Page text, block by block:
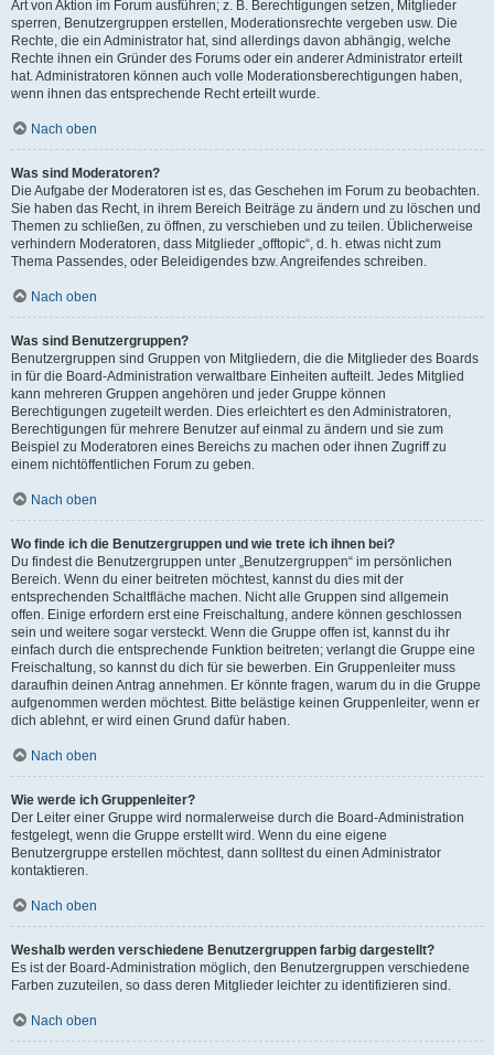
Art von Aktion im Forum ausführen; z. B. Berechtigungen setzen, Mitglieder
sperren, Benutzergruppen erstellen, Moderationsrechte vergeben usw. Die
Rechte, die ein Administrator hat, sind allerdings davon abhängig, welche
Rechte ihnen ein Gründer des Forums oder ein anderer Administrator erteilt
hat. Administratoren können auch volle Moderationsberechtigungen haben,
wenn ihnen das entsprechende Recht erteilt wurde.
Nach oben
Was sind Moderatoren?
Die Aufgabe der Moderatoren ist es, das Geschehen im Forum zu beobachten.
Sie haben das Recht, in ihrem Bereich Beiträge zu ändern und zu löschen und
Themen zu schließen, zu öffnen, zu verschieben und zu teilen. Üblicherweise
verhindern Moderatoren, dass Mitglieder „offtopic“, d. h. etwas nicht zum
Thema Passendes, oder Beleidigendes bzw. Angreifendes schreiben.
Nach oben
Was sind Benutzergruppen?
Benutzergruppen sind Gruppen von Mitgliedern, die die Mitglieder des Boards
in für die Board-Administration verwaltbare Einheiten aufteilt. Jedes Mitglied
kann mehreren Gruppen angehören und jeder Gruppe können
Berechtigungen zugeteilt werden. Dies erleichtert es den Administratoren,
Berechtigungen für mehrere Benutzer auf einmal zu ändern und sie zum
Beispiel zu Moderatoren eines Bereichs zu machen oder ihnen Zugriff zu
einem nichtöffentlichen Forum zu geben.
Nach oben
Wo finde ich die Benutzergruppen und wie trete ich ihnen bei?
Du findest die Benutzergruppen unter „Benutzergruppen“ im persönlichen
Bereich. Wenn du einer beitreten möchtest, kannst du dies mit der
entsprechenden Schaltfläche machen. Nicht alle Gruppen sind allgemein
offen. Einige erfordern erst eine Freischaltung, andere können geschlossen
sein und weitere sogar versteckt. Wenn die Gruppe offen ist, kannst du ihr
einfach durch die entsprechende Funktion beitreten; verlangt die Gruppe eine
Freischaltung, so kannst du dich für sie bewerben. Ein Gruppenleiter muss
daraufhin deinen Antrag annehmen. Er könnte fragen, warum du in die Gruppe
aufgenommen werden möchtest. Bitte belästige keinen Gruppenleiter, wenn er
dich ablehnt, er wird einen Grund dafür haben.
Nach oben
Wie werde ich Gruppenleiter?
Der Leiter einer Gruppe wird normalerweise durch die Board-Administration
festgelegt, wenn die Gruppe erstellt wird. Wenn du eine eigene
Benutzergruppe erstellen möchtest, dann solltest du einen Administrator
kontaktieren.
Nach oben
Weshalb werden verschiedene Benutzergruppen farbig dargestellt?
Es ist der Board-Administration möglich, den Benutzergruppen verschiedene
Farben zuzuteilen, so dass deren Mitglieder leichter zu identifizieren sind.
Nach oben